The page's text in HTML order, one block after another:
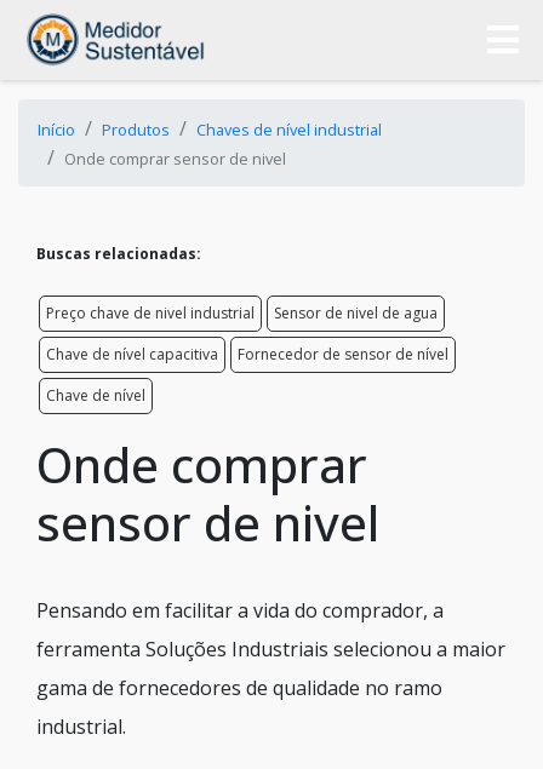
Início Produtos
Chaves de nível industrial
Onde comprar sensor de nivel
Buscas relacionadas:
Preço chave de nivel industrial
Sensor de nivel de agua
Chave de nível capacitiva
Fornecedor de sensor de nível
Chave de nível
Onde comprar
sensor de nivel
Pensando em facilitar a vida do comprador, a
ferramenta Soluções Industriais selecionou a maior
gama de fornecedores de qualidade no ramo
industrial.